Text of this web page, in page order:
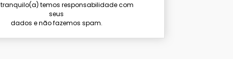
tranquilo(a) temos responsabilidade com
seus
dados e não fazemos spam.